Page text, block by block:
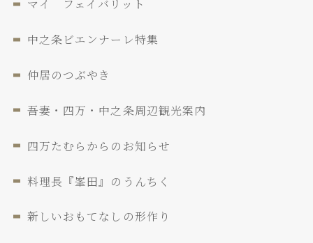
マイ フェイバリット
中之条ビエンナーレ特集
仲居のつぶやき
吾妻・四万・中之条周辺観光案内
四万たむらからのお知らせ
料理長『峯田』のうんちく
新しいおもてなしの形作り